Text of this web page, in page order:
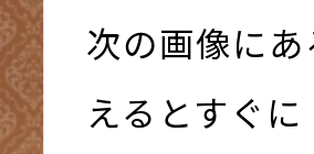
次の画像に
えるとすぐ